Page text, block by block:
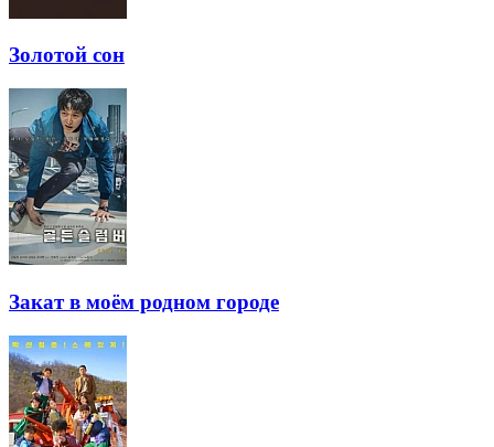
Золотой сон
Закат в моём родном городе